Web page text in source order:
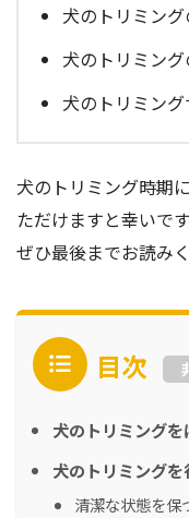
犬のトリミン
犬のトリミン
犬のトリミン
犬のトリミング時期
ただけますと幸いです
ぜひ最後までお読み
目次
犬のトリミング
犬のトリミングを
清潔な状態を保